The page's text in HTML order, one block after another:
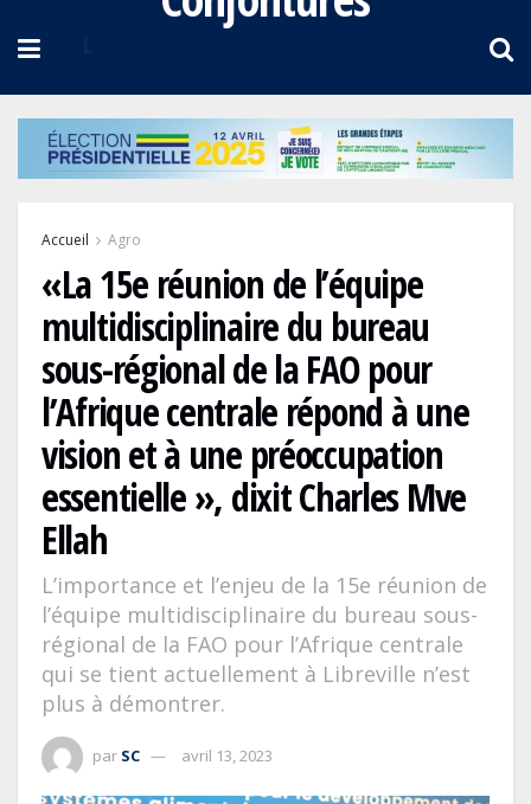
Accueil Agro
«La 15e réunion de l’équipe
multidisciplinaire du bureau
sous-régional de la FAO pour
l’Afrique centrale répond à une
vision et à une préoccupation
essentielle », dixit Charles Mve
Ellah
L’importance et l’enjeu de la 15e réunion de
l’équipe multidisciplinaire du bureau sous-
régional de la FAO pour l’Afrique centrale
qui se tient actuellement à Libreville n’est
plus à démontrer.
par SC avril 13, 2023